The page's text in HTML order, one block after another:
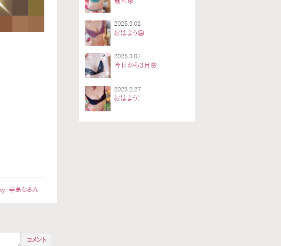
： 寺島なるみ
2025.3.02
おはよう😃
2025.3.01
今日から3月🌸
2025.2.27
おはよう！